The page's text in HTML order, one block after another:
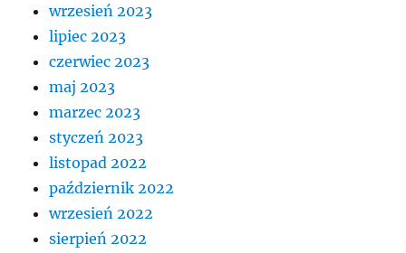
wrzesień 2023
lipiec 2023
czerwiec 2023
maj 2023
marzec 2023
styczeń 2023
listopad 2022
październik 2022
wrzesień 2022
sierpień 2022